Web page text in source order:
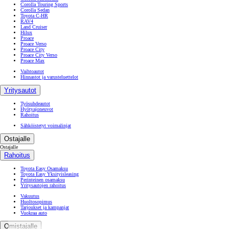
Corolla Touring Sports
Corolla Sedan
Toyota C-HR
RAV4
Land Cruiser
Hilux
Proace
Proace Verso
Proace City
Proace City Verso
Proace Max
Vaihtoautot
Hinnastot ja varusteluettelot
Yritysautot
Työsuhdeautot
Hyötyajoneuvot
Rahoitus
Sähköistetyt voimalinjat
Ostajalle
Ostajalle
Rahoitus
Toyota Easy Osamaksu
Toyota Easy Yksityisleasing
Perinteinen osamaksu
Yritysautojen rahoitus
Vakuutus
Huoltosopimus
Tarjoukset ja kampanjat
Vuokraa auto
Omistajalle